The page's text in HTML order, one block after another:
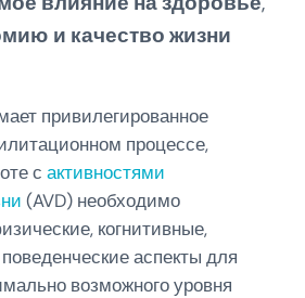
и качество жизни
привилегированное
процессе,
с активностями
(AVD) необходимо
когнитивные,
аспекты для
возможного уровня